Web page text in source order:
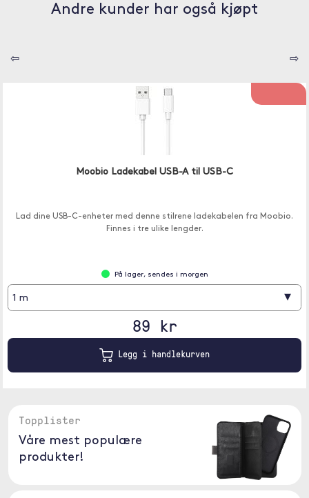
Andre kunder har også kjøpt
⇦ ⇨
Moobio Ladekabel USB-A til USB-C
Lad dine USB-C-enheter med denne stilrene ladekabelen fra Moobio.
Finnes i tre ulike lengder.
På lager, sendes i morgen
1 m ▾
89 kr
Legg i handlekurven
Topplister
Våre mest populære
produkter!